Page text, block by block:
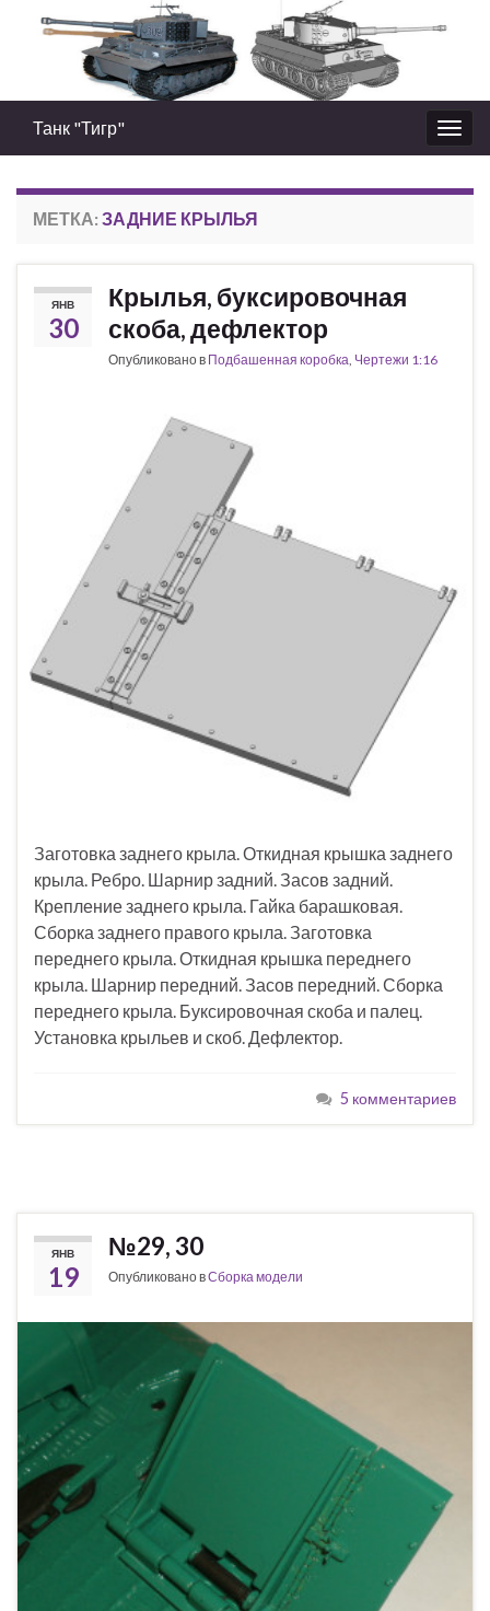
Вкл/
выкл
Танк "Тигр"
МЕТКА: ЗАДНИЕ КРЫЛЬЯ
ЯНВ
30
Крылья, буксировочная
скоба, дефлектор
Опубликовано в Подбашенная коробка, Чертежи 1:16
Заготовка заднего крыла. Откидная крышка заднего
крыла. Ребро. Шарнир задний. Засов задний.
Крепление заднего крыла. Гайка барашковая.
Сборка заднего правого крыла. Заготовка
переднего крыла. Откидная крышка переднего
крыла. Шарнир передний. Засов передний. Сборка
переднего крыла. Буксировочная скоба и палец.
Установка крыльев и скоб. Дефлектор.
5 комментариев
ЯНВ
19
№29, 30
Опубликовано вСборка модели